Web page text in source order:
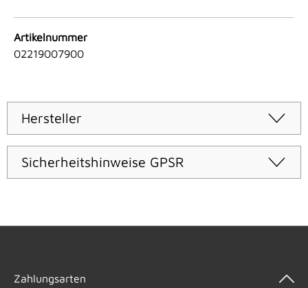
Artikelnummer
02219007900
Hersteller
Sicherheitshinweise GPSR
Zahlungsarten